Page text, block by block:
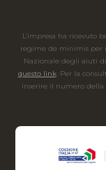
L'impresa ha ricevuto
regime de minimis per
Nazionale degli aiuti di
questo link. Per la
inserire il numero della